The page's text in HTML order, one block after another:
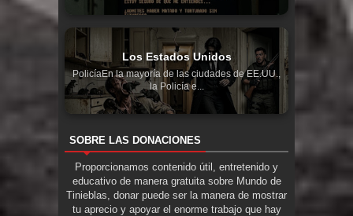
Los Estados Unidos
PolicíaEn la mayoría de las ciudades de EE.UU.,
la Policía e...
SOBRE LAS DONACIONES
Proporcionamos contenido útil, entretenido y
educativo de manera gratuita sobre Mundo de
Tinieblas, donar puede ser la manera de mostrar
tu aprecio y apoyar el enorme trabajo que hay